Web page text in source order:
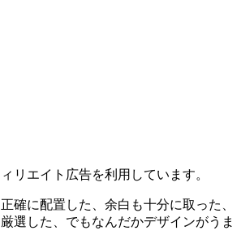
リエイト広告を利用しています。
確に配置した、余白も十分に取った、
選した、でもなんだかデザインがうま